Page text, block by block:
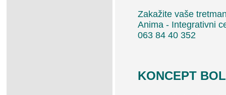
Zakažite vaše
Anima - Integrativni
063 84 40 352
KONCEPT